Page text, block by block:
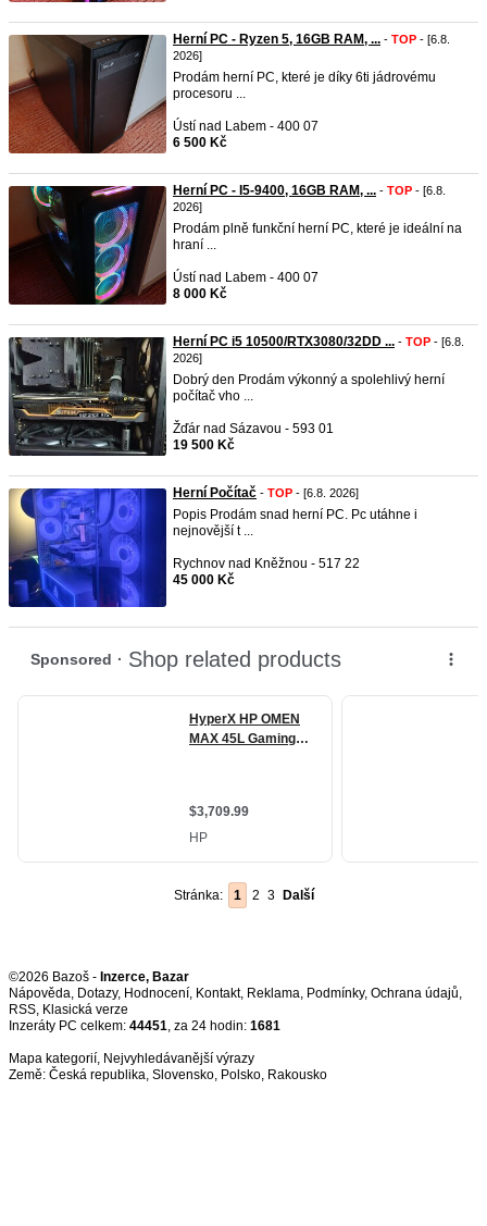
Herní PC - Ryzen 5, 16GB RAM, ... - TOP - [6.8.
2026]
Prodám herní PC, které je díky 6ti jádrovému
procesoru ...
Ústí nad Labem - 400 07
6 500 Kč
Herní PC - I5-9400, 16GB RAM, ... - TOP - [6.8.
2026]
Prodám plně funkční herní PC, které je ideální na
hraní ...
Ústí nad Labem - 400 07
8 000 Kč
Herní PC i5 10500/RTX3080/32DD ... - TOP - [6.8.
2026]
Dobrý den Prodám výkonný a spolehlivý herní
počítač vho ...
Žďár nad Sázavou - 593 01
19 500 Kč
Herní Počítač - TOP - [6.8. 2026]
Popis Prodám snad herní PC. Pc utáhne i
nejnovější t ...
Rychnov nad Kněžnou - 517 22
45 000 Kč
Stránka: 1 2 3 Další
©2026 Bazoš - Inzerce, Bazar
Nápověda, Dotazy, Hodnocení, Kontakt, Reklama, Podmínky, Ochrana údajů,
RSS,
Inzeráty PC celkem: 44451, za 24 hodin: 1681
Mapa kategorií, Nejvyhledávanější výrazy
Země: Česká republika, Slovensko, Polsko, Rakousko